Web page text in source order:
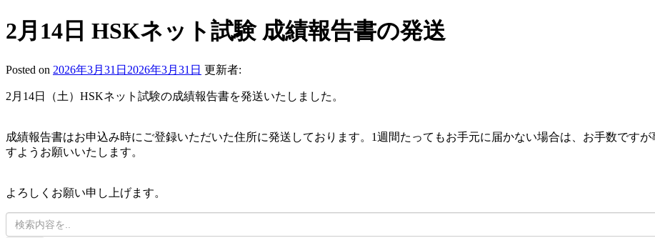
2月14日 HSKネット試験 成績報告書の発送
Posted on 2026年3月31日 2026年3月31日 更新者:
2月14日（土）HSKネット試験の成績報告書を発送いたしました。
成績報告書はお申込み時にご登録いただいた住所に発送しております。1週間たってもお手元に届かない場合は、お手数ですが
すようお願いいたします。
よろしくお願い申し上げます。